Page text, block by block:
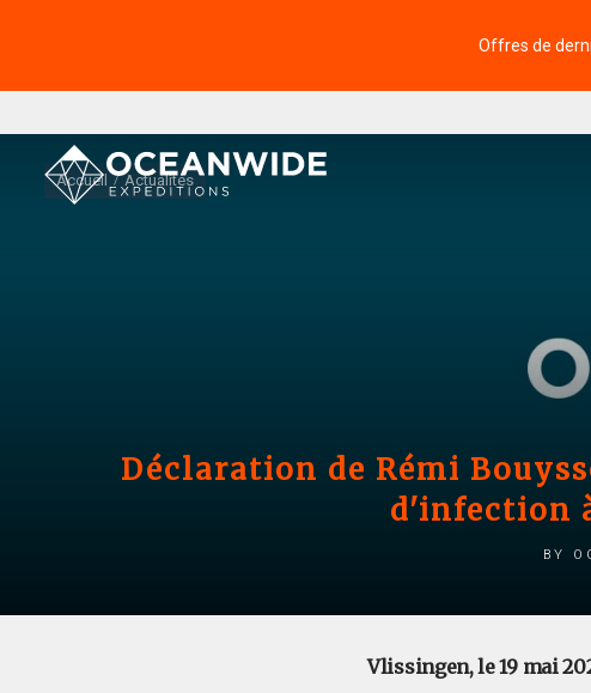
Offres de
Accueil Actualités
Déclaration de Rémi
d'infection
by
Vlissingen, le 19 mai